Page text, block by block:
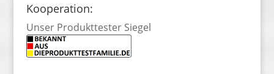
Kooperation:
Unser Produkttester Siegel